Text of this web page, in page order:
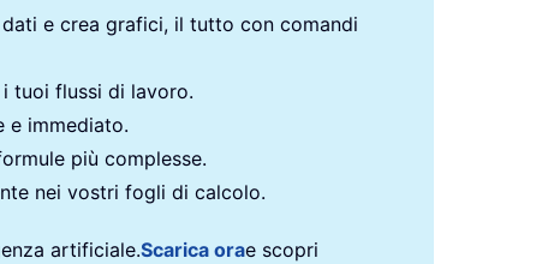
e crea grafici, il tutto con comandi
tuoi flussi di lavoro.
e immediato.
più complesse.
nei vostri fogli di calcolo.
artificiale.Scarica orae scopri